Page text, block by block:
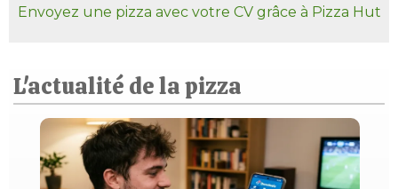
Envoyez une pizza avec votre CV grâce à Pizza Hut
L'actualité de la pizza